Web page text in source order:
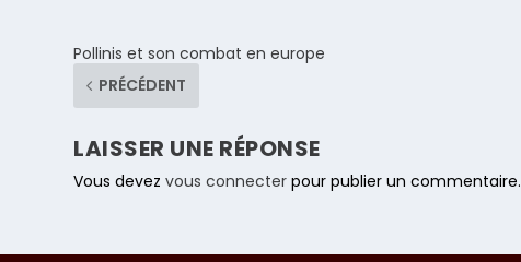
Pollinis et son combat en europe
PRÉCÉDENT
LAISSER UNE RÉPONSE
Vous devezvous connecter pour publier un commentaire.